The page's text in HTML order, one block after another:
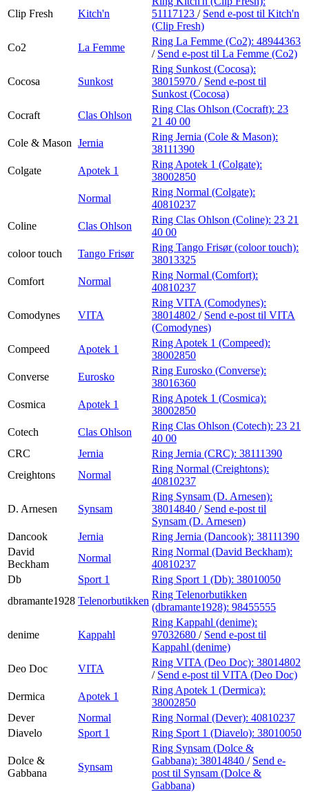
Clip Fresh Kitch'n
51117123 / Send e-post til Kitch'n
(Clip Fresh)
Co2
La Femme
Ring La Femme (Co2): 48944363
/ Send e-post til La Femme (Co2)
Cocosa Sunkost
Ring Sunkost (Cocosa):
38015970 / Send e-post til
Sunkost (Cocosa)
Cocraft
Clas Ohlson
Ring Clas Ohlson (Cocraft): 23
21 40 00
Cole & Mason Jernia
Ring Jernia (Cole & Mason):
38111390
Colgate
Apotek 1
Ring Apotek 1 (Colgate):
38002850
Normal
Ring Normal (Colgate):
40810237
Coline
Clas Ohlson
Ring Clas Ohlson (Coline): 23 21
40 00
coloor touch
Tango Frisør
Ring Tango Frisør (coloor touch):
38013325
Comfort
Normal
Ring Normal (Comfort):
40810237
Comodynes VITA
Ring VITA (Comodynes):
38014802 / Send e-post til VITA
(Comodynes)
Compeed
Apotek 1
Ring Apotek 1 (Compeed):
38002850
Converse
Eurosko
Ring Eurosko (Converse):
38016360
Cosmica
Apotek 1
Ring Apotek 1 (Cosmica):
38002850
Cotech
Clas Ohlson
Ring Clas Ohlson (Cotech): 23 21
40 00
CRC
Jernia Ring Jernia (CRC): 38111390
Creightons
Normal
Ring Normal (Creightons):
40810237
D. Arnesen Synsam
Ring Synsam (D. Arnesen):
38014840 / Send e-post til
Synsam (D. Arnesen)
Dancook
Jernia Ring Jernia (Dancook): 38111390
David
Beckham
Normal
Ring Normal (David Beckham):
40810237
Db
Sport 1 Ring Sport 1 (Db): 38010050
dbramante1928 Telenorbutikken
Ring Telenorbutikken
(dbramante1928): 98455555
denime Kappahl
Ring Kappahl (denime):
97032680 / Send e-post til
Kappahl (denime)
Deo Doc
VITA
Ring VITA (Deo Doc): 38014802
/ Send e-post til VITA (Deo Doc)
Dermica
Apotek 1
Ring Apotek 1 (Dermica):
38002850
Dever
Normal Ring Normal (Dever): 40810237
Diavelo
Sport 1 Ring Sport 1 (Diavelo): 38010050
Dolce &
Gabbana
Synsam
Ring Synsam (Dolce &
Gabbana): 38014840 / Send e-
post til Synsam (Dolce &
Gabbana)